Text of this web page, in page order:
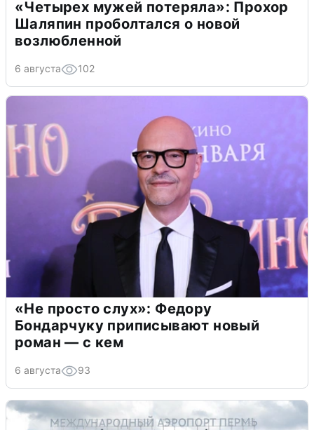
«Четырех мужей потеряла»: Прохор
Шаляпин проболтался о новой
возлюбленной
6 августа 102
«Не просто слух»: Федору
Бондарчуку приписывают новый
роман — с кем
6 августа 93